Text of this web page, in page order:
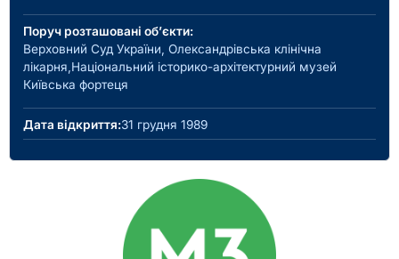
Поруч розташовані об’єкти:
Верховний Суд України, Олександрівська клінічна
лікарня,Національний історико-архітектурний музей
Київська фортеця
Дата відкриття:31 грудня 1989